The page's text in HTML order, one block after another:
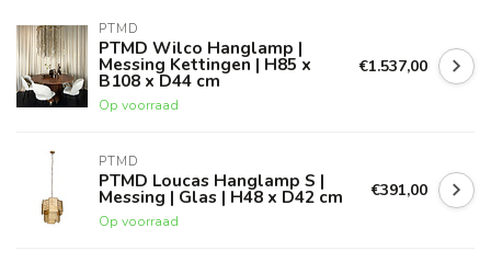
PTMD
PTMD Wilco Hanglamp |
Messing Kettingen | H85 x
B108 x D44 cm
Op voorraad
€1.537,00
PTMD
PTMD Loucas Hanglamp S |
Messing | Glas | H48 x D42 cm
Op voorraad
€391,00